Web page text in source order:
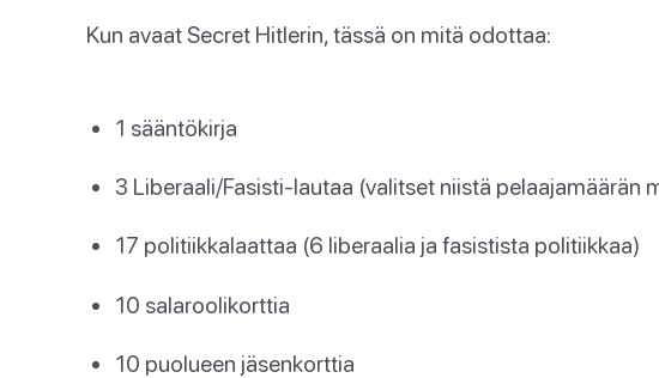
Kun avaat Secret Hitlerin, tässä on mitä odottaa:
1 sääntökirja
3 Liberaali/Fasisti-lautaa (valitset niistä pelaajamäärän
17 politiikkalaattaa (6 liberaalia ja fasistista politiikkaa)
10 salaroolikorttia
10 puolueen jäsenkorttia